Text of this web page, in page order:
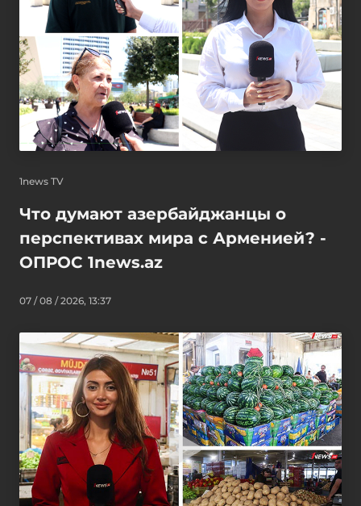
1news TV
Что думают азербайджанцы о
перспективах мира с Арменией? -
ОПРОС 1news.az
07 / 08 / 2026, 13:37